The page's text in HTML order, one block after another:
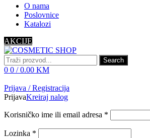
O nama
Poslovnice
Katalozi
AKCIJE
Search
0 0 / 0.00 KM
Prijava / Registracija
PrijavaKreiraj nalog
Korisničko ime ili email adresa *
Lozinka *